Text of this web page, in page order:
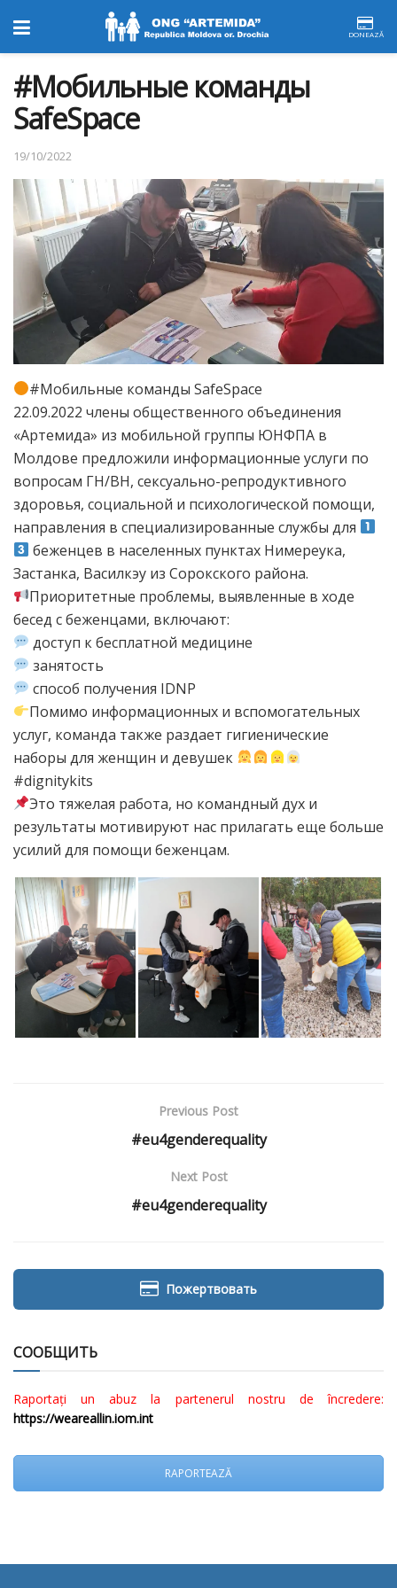
DONEAZĂ
#Мобильные команды
SafeSpace
19/10/2022
#Мобильные команды SafeSpace
22.09.2022 члены общественного объединения
«Артемида» из мобильной группы ЮНФПА в
Молдове предложили информационные услуги по
вопросам ГН/ВН, сексуально-репродуктивного
здоровья, социальной и психологической помощи,
направления в специализированные службы для
беженцев в населенных пунктах Нимереука,
Застанка, Василкэу из Сорокского района.
Приоритетные проблемы, выявленные в ходе
бесед с беженцами, включают:
доступ к бесплатной медицине
занятость
способ получения IDNP
Помимо информационных и вспомогательных
услуг, команда также раздает гигиенические
наборы для женщин и девушек
#dignitykits
Это тяжелая работа, но командный дух и
результаты мотивируют нас прилагать еще больше
усилий для помощи беженцам.
Previous Post
#eu4genderequality
Next Post
#eu4genderequality
Пожертвовать
СООБЩИТЬ
Raportați un abuz la partenerul nostru de încredere:
https://weareallin.iom.int
RAPORTEAZĂ